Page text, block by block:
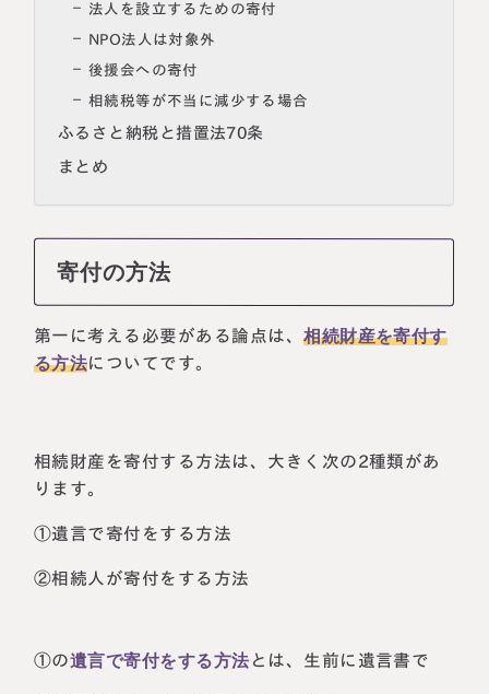
法人を設立するための寄付
NPO法人は対象外
後援会への寄付
相続税等が不当に減少する場合
ふるさと納税と措置法70条
まとめ
寄付の方法
第一に考える必要がある論点は、相続財産を寄付す
る方法についてです。
相続財産を寄付する方法は、大きく次の2種類があ
ります。
①遺言で寄付をする方法
②相続人が寄付をする方法
①の遺言で寄付をする方法 とは、生前に遺言書で